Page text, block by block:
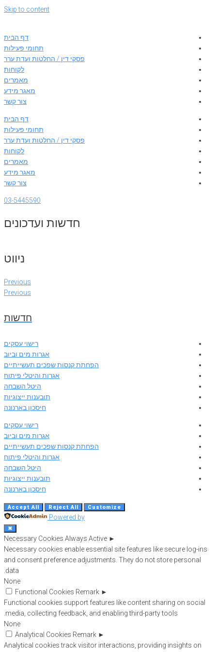
Skip to content
דף הבית
תחומי פעילות
פסקי דין / החלטות ועדת ערר
לקוחות
מאמרים
מאגר מידע
צור קשר
דף הבית
תחומי פעילות
פסקי דין / החלטות ועדת ערר
לקוחות
מאמרים
מאגר מידע
צור קשר
03-5445590
חדשות ועדכונים
ניווט
Previous
Previous
חדשות
רישוי עסקים
אגרות מים וביוב
הפחתת קנסות שפכים תעשייתיים
אגרות והיטלי פיתוח
היטל השבחה
תובענות ייצוגיות
חיסכון בארנונה
רישוי עסקים
אגרות מים וביוב
הפחתת קנסות שפכים תעשייתיים
אגרות והיטלי פיתוח
היטל השבחה
תובענות ייצוגיות
חיסכון בארנונה
Customize
Reject All
Accept All
Powered by
✖
►
Necessary Cookies Always Active
Necessary cookies enable essential site features like secure log-ins
and consent preference adjustments. They do not store personal
data.
None
►
Functional Cookies Remark
Functional cookies support features like content sharing on social
media, collecting feedback, and enabling third-party tools.
None
►
Analytical Cookies Remark
Analytical cookies track visitor interactions, providing insights on